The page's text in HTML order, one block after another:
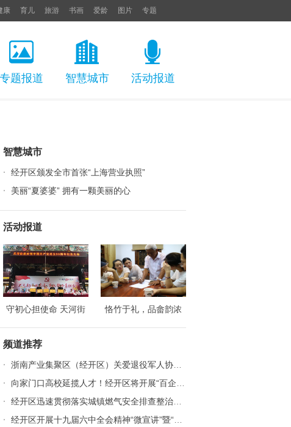
康 育儿 旅游 书画 爱龄 图片 专题
专题报道 智慧城市 活动报道
智慧城市
·
经开区颁发全市首张“上海营业执照”
·
美丽“夏婆婆” 拥有一颗美丽的心
活动报道
守初心担使命 天河街
召开
恪竹于礼，品畲韵浓
频道推荐
·
浙南产业集聚区（经开区）关爱退役军人协会正式成立
·
向家门口高校延揽人才！经开区将开展“百企千岗”实习就业大行动
·
经开区迅速贯彻落实城镇燃气安全排查整治工作会议精神
·
经开区开展十九届六中全会精神“微宣讲”暨“迎亚运 讲文明 提品质”国际志愿者日公益活动